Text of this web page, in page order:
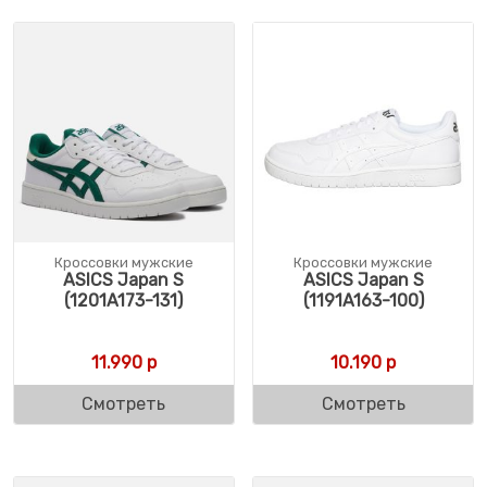
Кроссовки мужские
ASICS Japan S
(1201A173-131)
11.990р
Смотреть
Кроссовки мужские
ASICS Japan S
(1191A163-100)
10.190 р
Смотреть